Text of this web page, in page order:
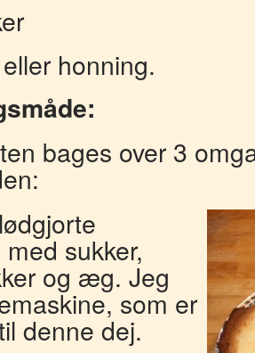
honning.
bages over 3
sukker,
og æg. Jeg
som er
denne dej.